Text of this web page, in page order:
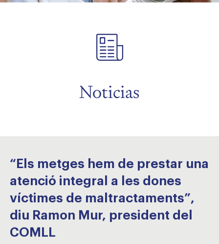
Noticias
“Els metges hem de prestar una
atenció integral a les dones
víctimes de maltractaments”,
diu Ramon Mur, president del
COMLL